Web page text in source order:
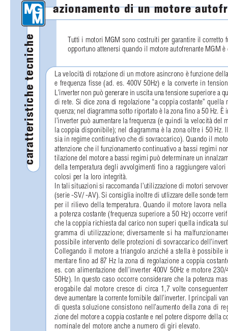
azionamento di un motore
caratteristiche tecniche
La velocità di rotazione di un motore asincrono è funzione
e frequenza ﬁsse (ad. es. 400V 50Hz) e la converte in
L’inverter non può generare in uscita una tensione superiore a
di rete. Si dice zona di regolazione “a coppia costante”
quenza; nel diagramma sotto riportato è la zona ﬁno a 50 Hz.
l’inverter può aumentare la frequenza (e quindi la velocità
la coppia disponibile); nel diagramma è la zona oltre i 50
sia in regime continuativo che di sovraccarico). Quando il
attenzione che il funzionamento continuativo a bassi regimi
tilazione del motore a bassi regimi può determinare un
della temperatura degli avvolgimenti ﬁno a raggiungere
colosi per la loro integrità.
In tali situazioni si raccomanda l’utilizzazione di motori
(serie -SV/ -AV). Si consiglia inoltre di utlizzare delle sonde
per il rilievo della temperatura. Quando il motore lavora nella
a potenza costante (frequenza superiore a 50 Hz) occorre
che la coppia richiesta dal carico non superi quella indicata
gramma di utilizzazione; diversamente si ha
possibile intervento delle protezioni di sovraccarico
Collegando il motore a triangolo anziché a stella è possibile
mentare fino ad 87 Hz la zona di regolazione a coppia
es. con alimentazione dell’inverter 400V 50Hz e motore 230/
50Hz). In questo caso occorre considerare che la potenza
erogabile dal motore cresce di circa 1,7 volte
deve aumentare la corrente fornibile dall’inverter. I principali
di questa soluzione consistono nell’aumento della zona di
zione del motore a coppia costante e nel potere disporre della
nominale del motore anche a numero di giri elevato.
Tutti i motori MGM sono costruiti per garantire il corretto
opportuno attenersi quando il motore autofrenante MGM